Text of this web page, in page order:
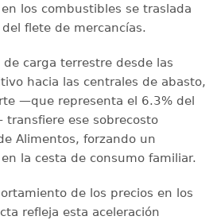
los combustibles se traslada
flete de mercancías.
carga terrestre desde las
hacia las centrales de abasto,
—que representa el 6.3% del
ese sobrecosto
Alimentos, forzando un
la cesta de consumo familiar.
de los precios en los
refleja esta aceleración